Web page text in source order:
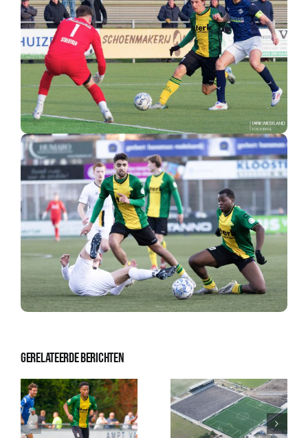
Activiteiten
Business Club Zuyderzee
Gerelateerde berichten